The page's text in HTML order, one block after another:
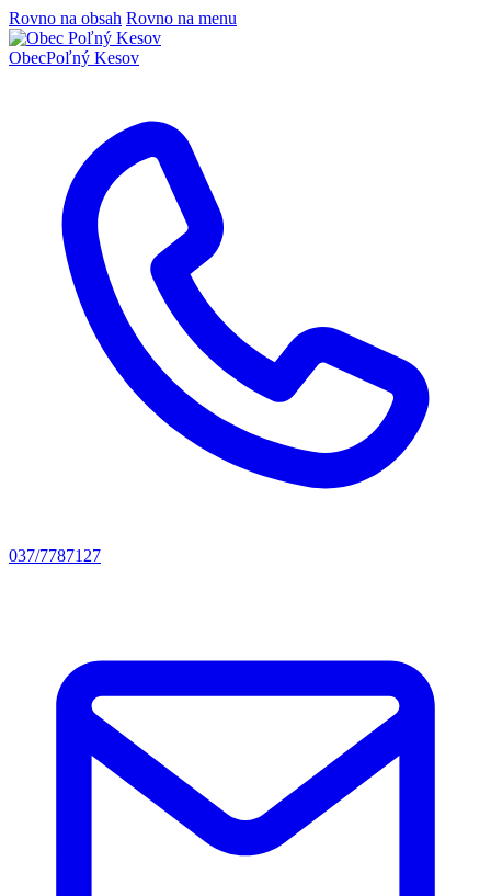
Rovno na obsah Rovno na menu
ObecPoľný Kesov
037/7787127